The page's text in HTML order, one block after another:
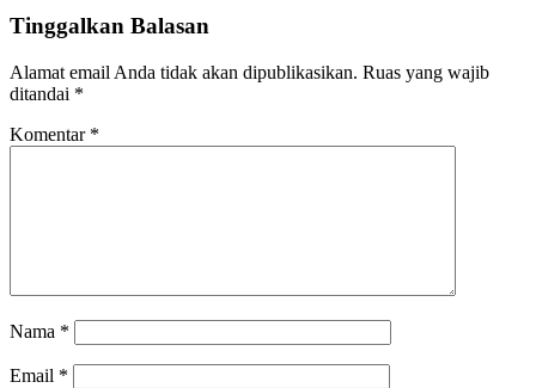
Tinggalkan Balasan
Alamat email Anda tidak akan dipublikasikan. Ruas yang wajib
ditandai *
Komentar *
Nama *
Email *